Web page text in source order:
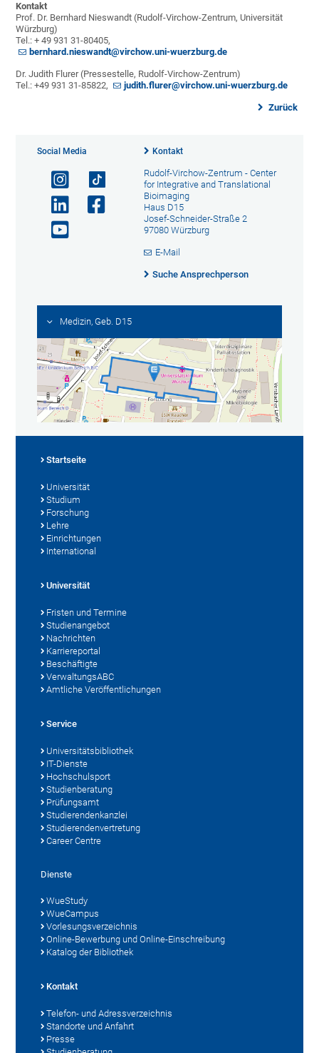
Kontakt
Prof. Dr. Bernhard Nieswandt (Rudolf-Virchow-Zentrum, Universität
Würzburg)
Tel.: + 49 931 31-80405,
bernhard.nieswandt@virchow.uni-wuerzburg.de
Dr. Judith Flurer (Pressestelle, Rudolf-Virchow-Zentrum)
Tel.: +49 931 31-85822,
judith.flurer@virchow.uni-wuerzburg.de
Zurück
Social Media Kontakt
Rudolf-Virchow-Zentrum - Center
for Integrative and Translational
Bioimaging
Haus D15
Josef-Schneider-Straße 2
97080 Würzburg
E-Mail
Suche Ansprechperson
Medizin, Geb. D15
Startseite
Universität
Studium
Forschung
Lehre
Einrichtungen
International
Universität
Fristen und Termine
Studienangebot
Nachrichten
Karriereportal
Beschäftigte
VerwaltungsABC
Amtliche Veröffentlichungen
Service
Universitätsbibliothek
IT-Dienste
Hochschulsport
Studienberatung
Prüfungsamt
Studierendenkanzlei
Studierendenvertretung
Career Centre
Dienste
WueStudy
WueCampus
Vorlesungsverzeichnis
Online-Bewerbung und Online-Einschreibung
Katalog der Bibliothek
Kontakt
Telefon- und Adressverzeichnis
Standorte und Anfahrt
Presse